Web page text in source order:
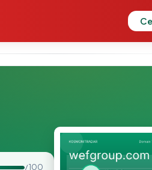
/ 100